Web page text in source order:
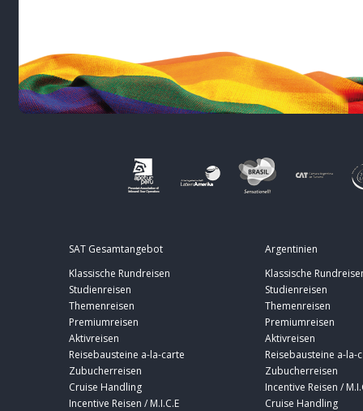
SAT Gesamtangebot
Klassische Rundreisen
Studienreisen
Themenreisen
Premiumreisen
Aktivreisen
Reisebausteine a-la-carte
Zubucherreisen
Cruise Handling
Incentive Reisen / M.I.C.E
Argentinien
Klassische
Studienreisen
Themenreisen
Premiumreisen
Aktivreisen
Reisebausteine a-la-
Zubucherreisen
Incentive Reisen /
Cruise Handling